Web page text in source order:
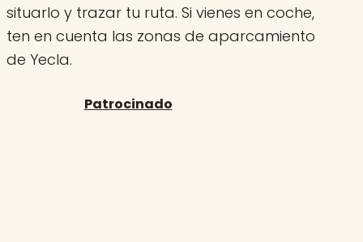
situarlo y trazar tu ruta. Si vienes en coche,
ten en cuenta las zonas de aparcamiento
de Yecla.